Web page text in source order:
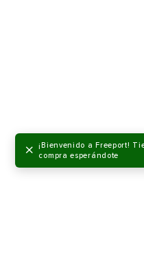
×
¡Bienvenido a Freeport!
compra esperándote